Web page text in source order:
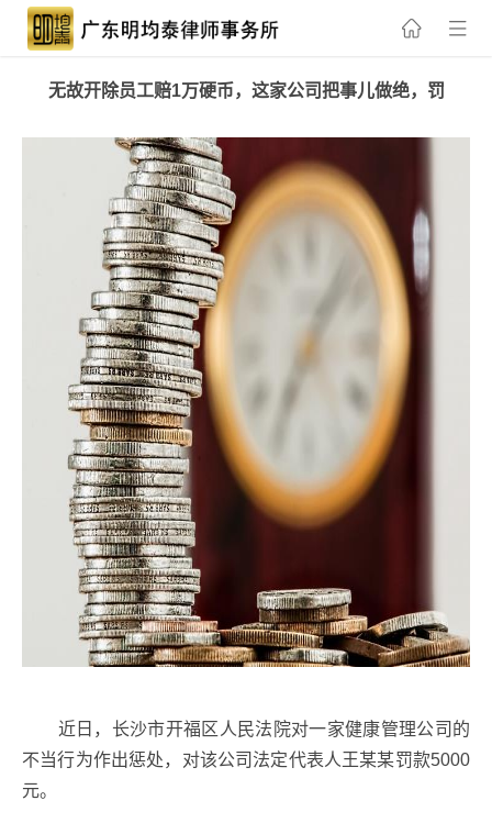
无故开除员工赔1万硬币，这家公司把事儿做绝，罚
近日，长沙市开福区人民法院对一家健康管理公司的
不当行为作出惩处，对该公司法定代表人王某某罚款5000
元。